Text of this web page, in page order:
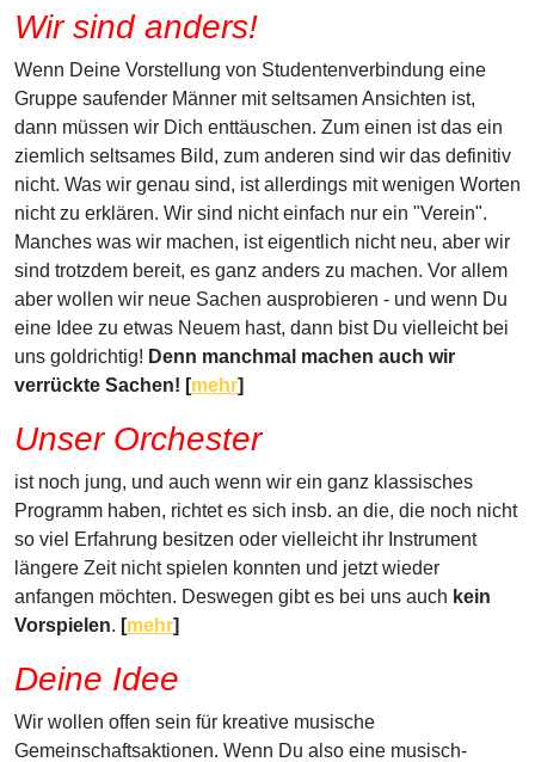
Wir sind anders!
Wenn Deine Vorstellung von Studentenverbindung eine
Gruppe saufender Männer mit seltsamen Ansichten ist,
dann müssen wir Dich enttäuschen. Zum einen ist das ein
ziemlich seltsames Bild, zum anderen sind wir das definitiv
nicht. Was wir genau sind, ist allerdings mit wenigen Worten
nicht zu erklären. Wir sind nicht einfach nur ein "Verein".
Manches was wir machen, ist eigentlich nicht neu, aber wir
sind trotzdem bereit, es ganz anders zu machen. Vor allem
aber wollen wir neue Sachen ausprobieren - und wenn Du
eine Idee zu etwas Neuem hast, dann bist Du vielleicht bei
uns goldrichtig! Denn manchmal machen auch wir
verrückte Sachen! [mehr]
Unser Orchester
ist noch jung, und auch wenn wir ein ganz klassisches
Programm haben, richtet es sich insb. an die, die noch nicht
so viel Erfahrung besitzen oder vielleicht ihr Instrument
längere Zeit nicht spielen konnten und jetzt wieder
anfangen möchten. Deswegen gibt es bei uns auch kein
Vorspielen. [mehr]
Deine Idee
Wir wollen offen sein für kreative musische
Gemeinschaftsaktionen. Wenn Du also eine musisch-